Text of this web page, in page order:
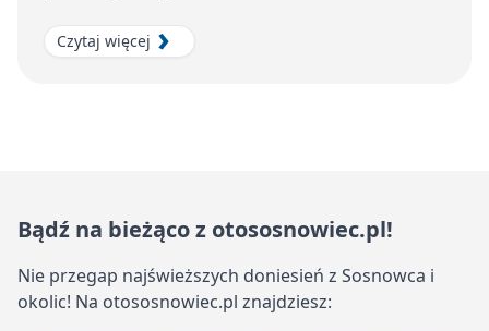
Czytaj więcej
Bądź na bieżąco z otososnowiec.pl!
Nie przegap najświeższych doniesień z Sosnowca i
okolic! Na otososnowiec.pl znajdziesz: